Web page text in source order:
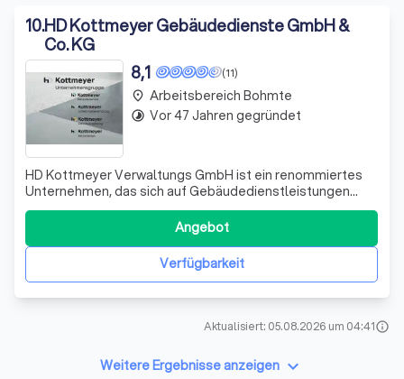
10.HD Kottmeyer Gebäudedienste GmbH &
Co. KG
(11)
8,1
HD Kottmeyer Verwaltungs GmbH ist ein renommiertes
Unternehmen, das sich auf Gebäudedienstleistungen
spezialisiert hat. Mit unserer langjährigen Erfahrung und
unserem Engagement für Exzellenz sind wir stolz darauf,
uns durch unsere Expertise auszuzeichnen. Unser Team
von Fachleuten ist bestrebt, ers
Verfügbarkeit
Angebot
place Arbeitsbereich Bohmte
timelapse Vor 47 Jahren gegründet
Aktualisiert: 05.08.2026 um 04:41info
Weitere Ergebnisse anzeigen keyboard_arrow_down